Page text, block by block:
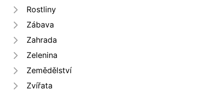
Rostliny
Zábava
Zahrada
Zelenina
Zemědělství
Zvířata